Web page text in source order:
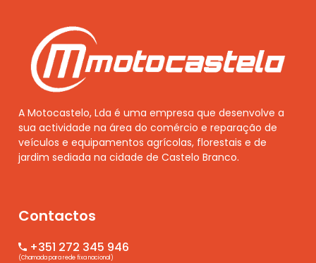
A Motocastelo, Lda é uma empresa que desenvolve a
sua actividade na área do comércio e reparação de
veículos e equipamentos agrícolas, florestais e de
jardim sediada na cidade de Castelo Branco.
Contactos
+351 272 345 946
(Chamada para rede fixa nacional)